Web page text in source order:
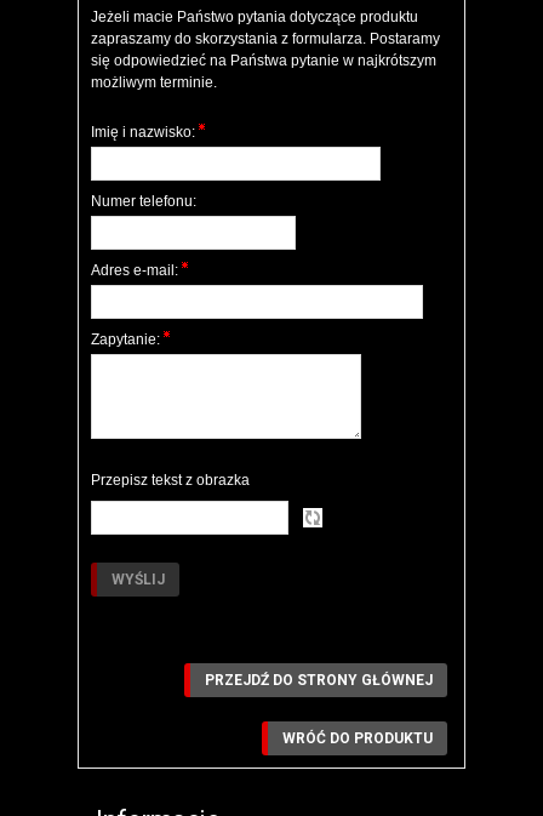
Jeżeli macie Państwo pytania dotyczące produktu
zapraszamy do skorzystania z formularza. Postaramy
się odpowiedzieć na Państwa pytanie w najkrótszym
możliwym terminie.
Imię i nazwisko:
Numer telefonu:
Adres e-mail:
Zapytanie:
Przepisz tekst z obrazka
PRZEJDŹ DO STRONY GŁÓWNEJ
WRÓĆ DO PRODUKTU